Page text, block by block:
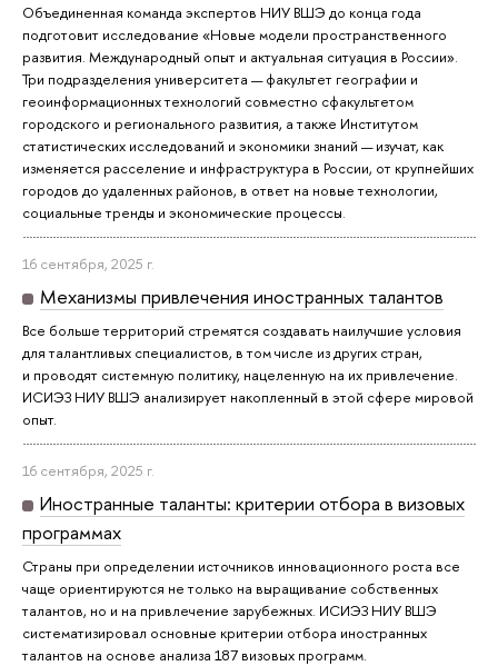
Объединенная команда экспертов НИУ ВШЭ до конца года
подготовит исследование «Новые модели пространственного
развития. Международный опыт и актуальная ситуация в России».
Три подразделения университета — факультет географии и
геоинформационных технологий совместно сфакультетом
городского и регионального развития, а также Институтом
статистических исследований и экономики знаний — изучат, как
изменяется расселение и инфраструктура в России, от крупнейших
городов до удаленных районов, в ответ на новые технологии,
социальные тренды и экономические процессы.
16 сентября, 2025 г.
Механизмы привлечения иностранных талантов
Все больше территорий стремятся создавать наилучшие условия
для талантливых специалистов, в том числе из других стран,
и проводят системную политику, нацеленную на их привлечение.
ИСИЭЗ НИУ ВШЭ анализирует накопленный в этой сфере мировой
опыт.
16 сентября, 2025 г.
Иностранные таланты: критерии отбора в визовых
программах
Страны при определении источников инновационного роста все
чаще ориентируются не только на выращивание собственных
талантов, но и на привлечение зарубежных. ИСИЭЗ НИУ ВШЭ
систематизировал основные критерии отбора иностранных
талантов на основе анализа 187 визовых программ.